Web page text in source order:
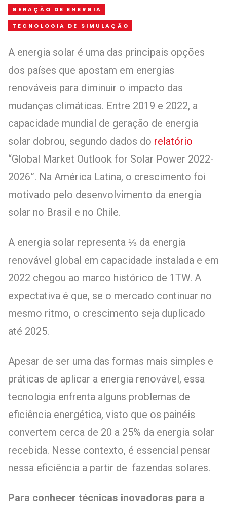
GERAÇÃO DE ENERGIA
TECNOLOGIA DE SIMULAÇÃO
A energia solar é uma das principais opções
dos países que apostam em energias
renováveis para diminuir o impacto das
mudanças climáticas. Entre 2019 e 2022, a
capacidade mundial de geração de energia
solar dobrou, segundo dados do relatório
“Global Market Outlook for Solar Power 2022-
2026”. Na América Latina, o crescimento foi
motivado pelo desenvolvimento da energia
solar no Brasil e no Chile.
A energia solar representa ⅓ da energia
renovável global em capacidade instalada e em
2022 chegou ao marco histórico de 1TW. A
expectativa é que, se o mercado continuar no
mesmo ritmo, o crescimento seja duplicado
até 2025.
Apesar de ser uma das formas mais simples e
práticas de aplicar a energia renovável, essa
tecnologia enfrenta alguns problemas de
eficiência energética, visto que os painéis
convertem cerca de 20 a 25% da energia solar
recebida. Nesse contexto, é essencial pensar
nessa eficiência a partir de fazendas solares.
Para conhecer técnicas inovadoras para a